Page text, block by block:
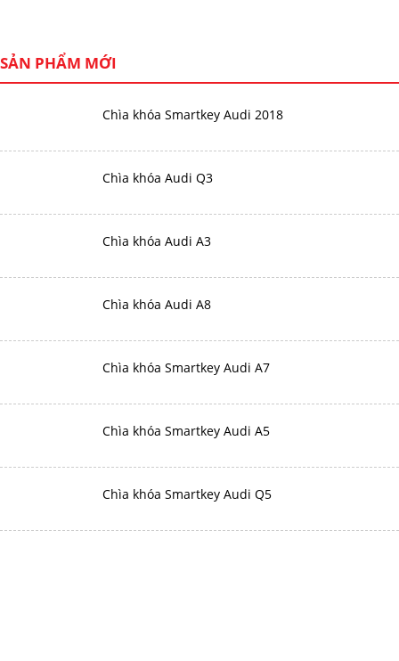
SẢN PHẨM MỚI
Chìa khóa Smartkey Audi 2018
Chìa khóa Audi Q3
Chìa khóa Audi A3
Chìa khóa Audi A8
Chìa khóa Smartkey Audi A7
Chìa khóa Smartkey Audi A5
Chìa khóa Smartkey Audi Q5